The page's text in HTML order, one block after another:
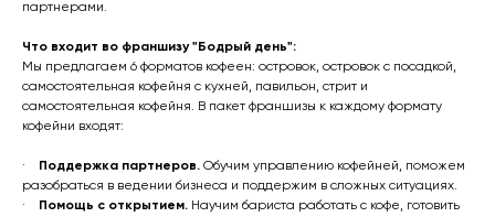
партнерами.
Что входит во франшизу "Бодрый день":
Мы предлагаем 6 форматов кофеен: островок, островок с посадкой,
самостоятельная кофейня с кухней, павильон, стрит и
самостоятельная кофейня. В пакет франшизы к каждому формату
кофейни входят:
· Поддержка партнеров. Обучим управлению кофейней, поможем
разобраться в ведении бизнеса и поддержим в сложных ситуациях.
·
Помощь с открытием. Научим бариста работать с кофе, готовить